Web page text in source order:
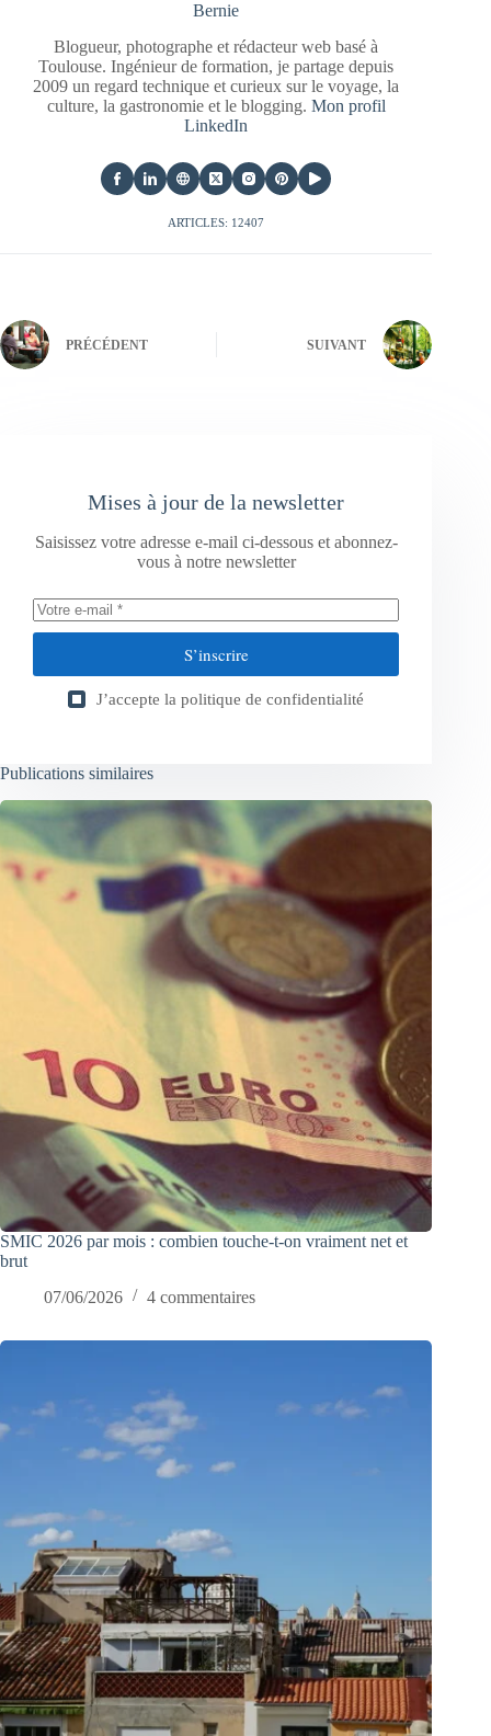
Bernie
Blogueur, photographe et rédacteur web basé à
Toulouse. Ingénieur de formation, je partage depuis
2009 un regard technique et curieux sur le voyage, la
culture, la gastronomie et le blogging. Mon profil
LinkedIn
ARTICLES: 12407
PRÉCÉDENT SUIVANT
Mises à jour de la newsletter
Saisissez votre adresse e-mail ci-dessous et abonnez-
vous à notre newsletter
S’inscrire
J’accepte la politique de confidentialité
Publications similaires
SMIC 2026 par mois : combien touche-t-on vraiment net et
brut
07/06/2026
4 commentaires